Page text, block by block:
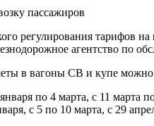
пассажиров
регулирования тарифов
агентство по
в вагоны СВ и купе
по 4 марта, с 11 марта
с 5 по 10 марта, с 29